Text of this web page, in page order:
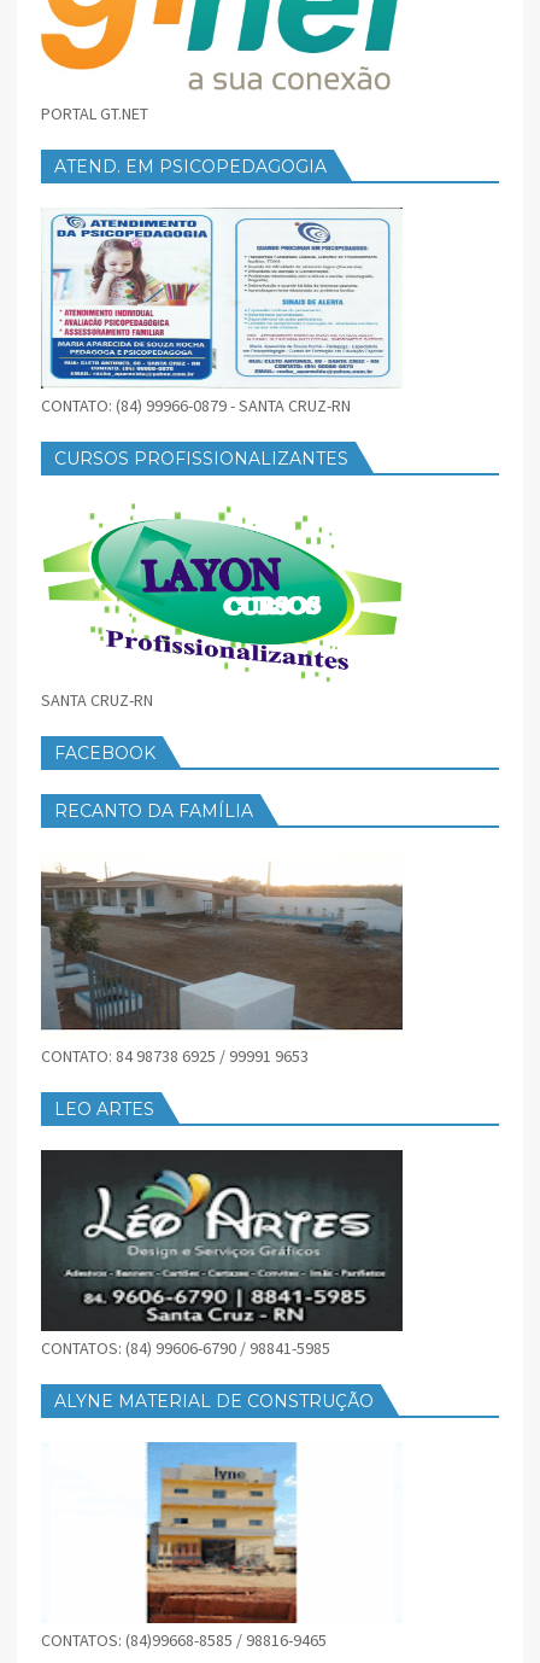
PORTAL GT.NET
ATEND. EM PSICOPEDAGOGIA
CONTATO: (84) 99966-0879 - SANTA CRUZ-RN
CURSOS PROFISSIONALIZANTES
SANTA CRUZ-RN
FACEBOOK
RECANTO DA FAMÍLIA
CONTATO: 84 98738 6925 / 99991 9653
LEO ARTES
CONTATOS: (84) 99606-6790 / 98841-5985
ALYNE MATERIAL DE CONSTRUÇÃO
CONTATOS: (84)99668-8585 / 98816-9465